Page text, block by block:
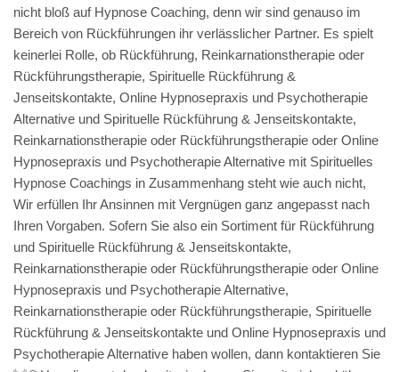
nicht bloß auf Hypnose Coaching, denn wir sind genauso im
Bereich von Rückführungen ihr verlässlicher Partner. Es spielt
keinerlei Rolle, ob Rückführung, Reinkarnationstherapie oder
Rückführungstherapie, Spirituelle Rückführung &
Jenseitskontakte, Online Hypnosepraxis und Psychotherapie
Alternative und Spirituelle Rückführung & Jenseitskontakte,
Reinkarnationstherapie oder Rückführungstherapie oder Online
Hypnosepraxis und Psychotherapie Alternative mit Spirituelles
Hypnose Coachings in Zusammenhang steht wie auch nicht,
Wir erfüllen Ihr Ansinnen mit Vergnügen ganz angepasst nach
Ihren Vorgaben. Sofern Sie also ein Sortiment für Rückführung
und Spirituelle Rückführung & Jenseitskontakte,
Reinkarnationstherapie oder Rückführungstherapie oder Online
Hypnosepraxis und Psychotherapie Alternative,
Reinkarnationstherapie oder Rückführungstherapie, Spirituelle
Rückführung & Jenseitskontakte und Online Hypnosepraxis und
Psychotherapie Alternative haben wollen, dann kontaktieren Sie